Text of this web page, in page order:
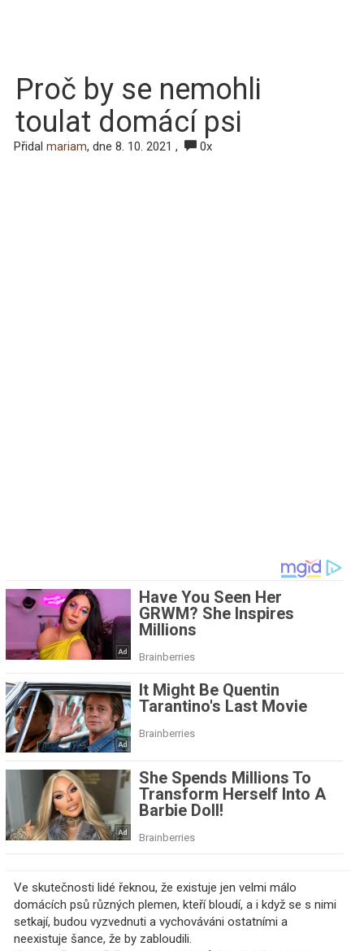
Proč by se nemohli
toulat domácí psi
Přidal mariam, dne 8. 10. 2021 , 0x
Ve skutečnosti lidé řeknou, že existuje jen velmi málo
domácích psů různých plemen, kteří bloudí, a i když se s nimi
setkají, budou vyzvednuti a vychováváni ostatními a
neexistuje šance, že by zabloudili.